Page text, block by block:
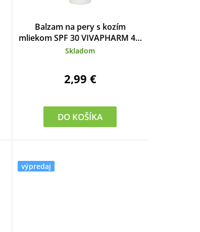
r
t
o
Balzam na pery s kozím
mliekom SPF 30 VIVAPHARM 4,2
g
Skladom
2,99 €
DO KOŠÍKA
výpredaj